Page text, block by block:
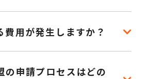
費用が発生しますか？
の申請プロセスはどの